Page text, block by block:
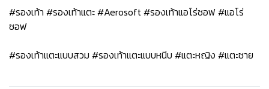
#รองเท้า #รองเท้าแตะ #Aerosoft #รองเท้าแอโร่ซอฟ #แอโร่
ซอฟ
#รองเท้าแตะแบบสวม #รองเท้าแตะแบบหนีบ #แตะหญิง #แตะชาย